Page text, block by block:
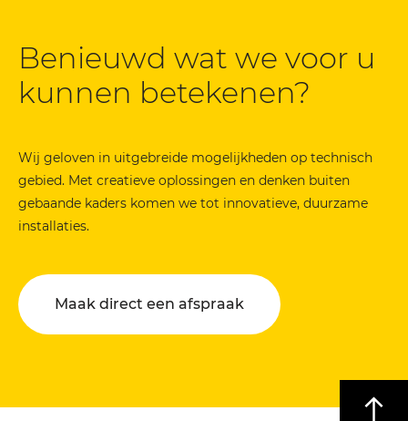
Benieuwd wat we voor u
kunnen betekenen?
Wij geloven in uitgebreide mogelijkheden op technisch
gebied. Met creatieve oplossingen en denken buiten
gebaande kaders komen we tot innovatieve, duurzame
installaties.
Maak direct een afspraak